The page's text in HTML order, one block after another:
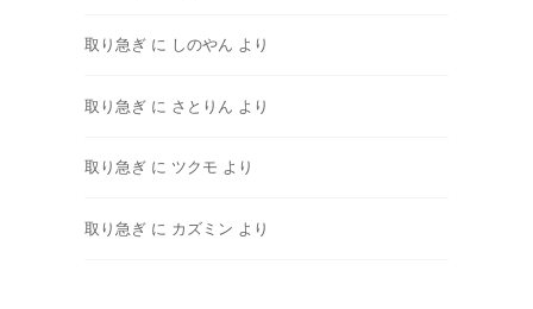
取り急ぎ に しのやん より
取り急ぎ に さとりん より
取り急ぎ に ツクモ より
取り急ぎ に カズミン より